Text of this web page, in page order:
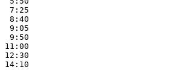
7:25
8:40
9:05
9:50
11:00
12:30
14:10